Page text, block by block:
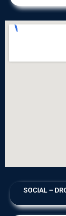
SOCIAL –